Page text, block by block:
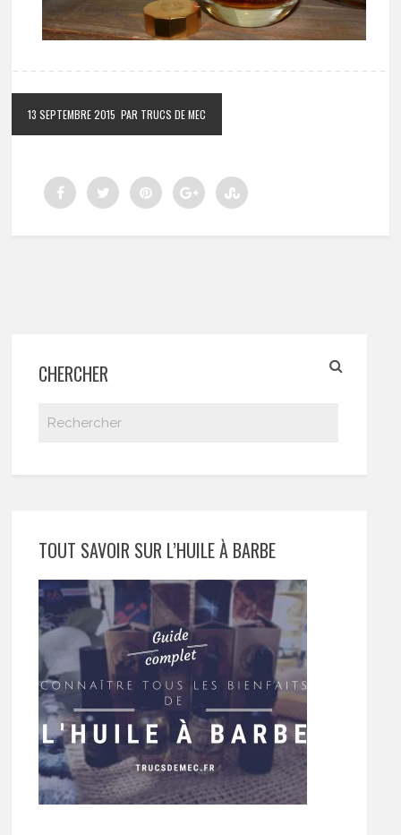
13 SEPTEMBRE 2015 PAR TRUCS DE MEC
CHERCHER
TOUT SAVOIR SUR L’HUILE À BARBE